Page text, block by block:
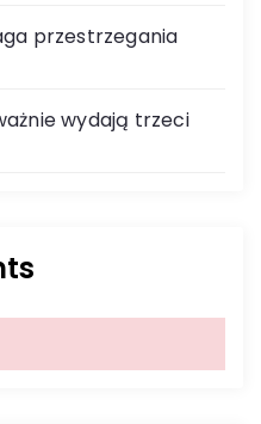
przestrzegania
wydają trzeci